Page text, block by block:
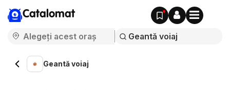
Catalomat
Geantă voiaj